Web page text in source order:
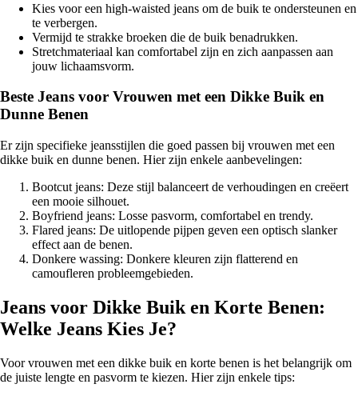
Kies voor een high-waisted jeans om de buik te ondersteunen en
te verbergen.
Vermijd te strakke broeken die de buik benadrukken.
Stretchmateriaal kan comfortabel zijn en zich aanpassen aan
jouw lichaamsvorm.
Beste Jeans voor Vrouwen met een Dikke Buik en
Dunne Benen
Er zijn specifieke jeansstijlen die goed passen bij vrouwen met een
dikke buik en dunne benen. Hier zijn enkele aanbevelingen:
Bootcut jeans: Deze stijl balanceert de verhoudingen en creëert
een mooie silhouet.
Boyfriend jeans: Losse pasvorm, comfortabel en trendy.
Flared jeans: De uitlopende pijpen geven een optisch slanker
effect aan de benen.
Donkere wassing: Donkere kleuren zijn flatterend en
camoufleren probleemgebieden.
Jeans voor Dikke Buik en Korte Benen:
Welke Jeans Kies Je?
Voor vrouwen met een dikke buik en korte benen is het belangrijk om
de juiste lengte en pasvorm te kiezen. Hier zijn enkele tips: